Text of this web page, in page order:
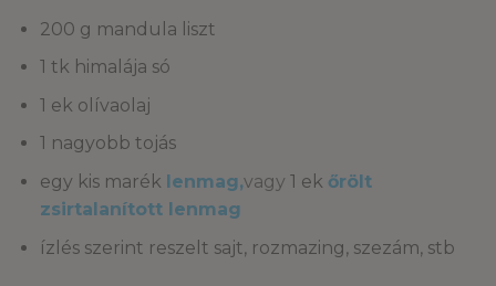
200 g mandula liszt
1 tk himalája só
1 ek olívaolaj
1 nagyobb tojás
egy kis marék lenmag,vagy 1 ek őrölt
zsirtalanított lenmag
ízlés szerint reszelt sajt, rozmazing, szezám, stb